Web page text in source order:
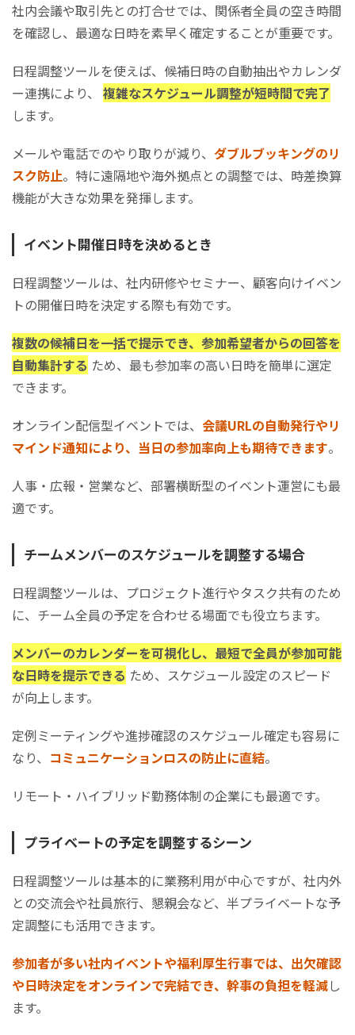
社内会議や取引先との打合せでは、関係者全員の空き時間
を確認し、最適な日時を素早く確定することが重要です。
日程調整ツールを使えば、候補日時の自動抽出やカレンダ
ー連携により、 複雑なスケジュール調整が短時間で完了
します。
メールや電話でのやり取りが減り、 ダブルブッキングのリ
スク防止。特に遠隔地や海外拠点との調整では、時差換算
機能が大きな効果を発揮します。
イベント開催日時を決めるとき
日程調整ツールは、社内研修やセミナー、顧客向けイベン
トの開催日時を決定する際も有効です。
複数の候補日を一括で提示でき、参加希望者からの回答を
自動集計する ため、最も参加率の高い日時を簡単に選定
できます。
オンライン配信型イベントでは、 会議URLの自動発行やリ
マインド通知により、当日の参加率向上も期待できます。
人事・広報・営業など、部署横断型のイベント運営にも最
適です。
チームメンバーのスケジュールを調整する場合
日程調整ツールは、プロジェクト進行やタスク共有のため
に、チーム全員の予定を合わせる場面でも役立ちます。
メンバーのカレンダーを可視化し、最短で全員が参加可能
な日時を提示できる ため、スケジュール設定のスピード
が向上します。
定例ミーティングや進捗確認のスケジュール確定も容易に
なり、 コミュニケーションロスの防止に直結。
リモート・ハイブリッド勤務体制の企業にも最適です。
プライベートの予定を調整するシーン
日程調整ツールは基本的に業務利用が中心ですが、社内外
との交流会や社員旅行、懇親会など、半プライベートな予
定調整にも活用できます。
参加者が多い社内イベントや福利厚生行事では、出欠確認
や日時決定をオンラインで完結でき、幹事の負担を軽減し
ます。